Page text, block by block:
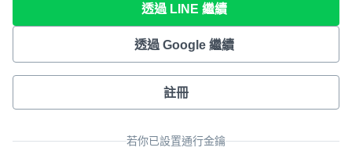
透過 LINE 繼續
透過 Google 繼續
註冊
若你已設置通行金鑰